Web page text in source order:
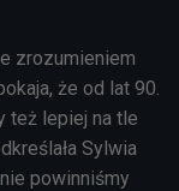
zrozumieniem
że od lat 90.
też lepiej na tle
Sylwia
nie powinniśmy